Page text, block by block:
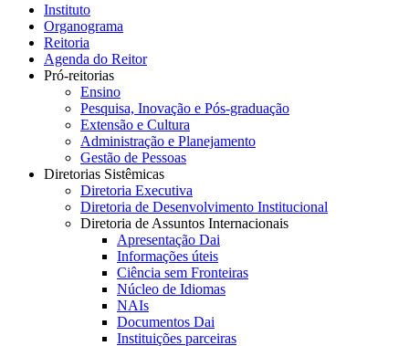
Instituto
Organograma
Reitoria
Agenda do Reitor
Pró-reitorias
Ensino
Pesquisa, Inovação e Pós-graduação
Extensão e Cultura
Administração e Planejamento
Gestão de Pessoas
Diretorias Sistêmicas
Diretoria Executiva
Diretoria de Desenvolvimento Institucional
Diretoria de Assuntos Internacionais
Apresentação Dai
Informações úteis
Ciência sem Fronteiras
Núcleo de Idiomas
NAIs
Documentos Dai
Instituições parceiras